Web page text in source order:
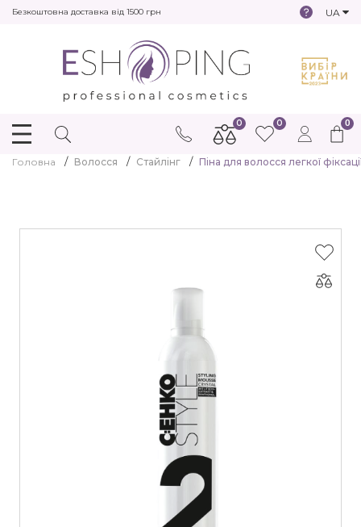
Безкоштовна доставка від 1500 грн UA
0
0 0
Головна Волосся Стайлінг Піна для волосся легкої